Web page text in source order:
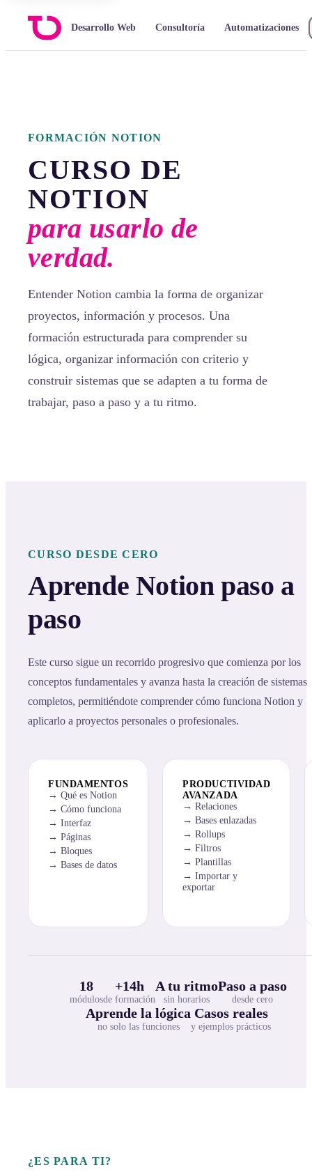
Desarrollo Web Consultoría Automatizaciones
FORMACIÓN NOTION
CURSO DE
NOTION
para usarlo de
verdad.
Entender Notion cambia la forma de organizar
proyectos, información y procesos. Una
formación estructurada para comprender su
lógica, organizar información con criterio y
construir sistemas que se adapten a tu forma de
trabajar, paso a paso y a tu ritmo.
CURSO DESDE CERO
Aprende Notion paso a
paso
Este curso sigue un recorrido progresivo que comienza por los
conceptos fundamentales y avanza hasta la creación de sistemas
completos, permitiéndote comprender cómo funciona Notion y
aplicarlo a proyectos personales o profesionales.
FUNDAMENTOS
Qué es Notion
Cómo funciona
Interfaz
Páginas
Bloques
Bases de datos
PRODUCTIVIDAD
AVANZADA
Relaciones
Bases enlazadas
Rollups
Filtros
Plantillas
Importar y
exportar
18
módulos
+14h
de formación
A tu ritmo
sin horarios
Paso a paso
desde cero
Aprende la lógica
no solo las funciones
Casos reales
y ejemplos prácticos
¿ES PARA TI?